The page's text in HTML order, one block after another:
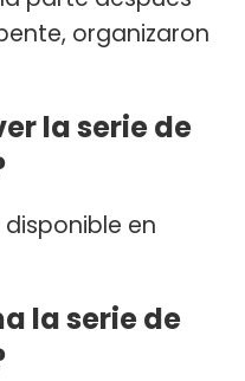
organizaron
la serie de
en
la serie de